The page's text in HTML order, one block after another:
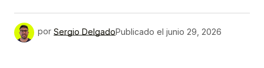
por Sergio DelgadoPublicado el junio 29, 2026